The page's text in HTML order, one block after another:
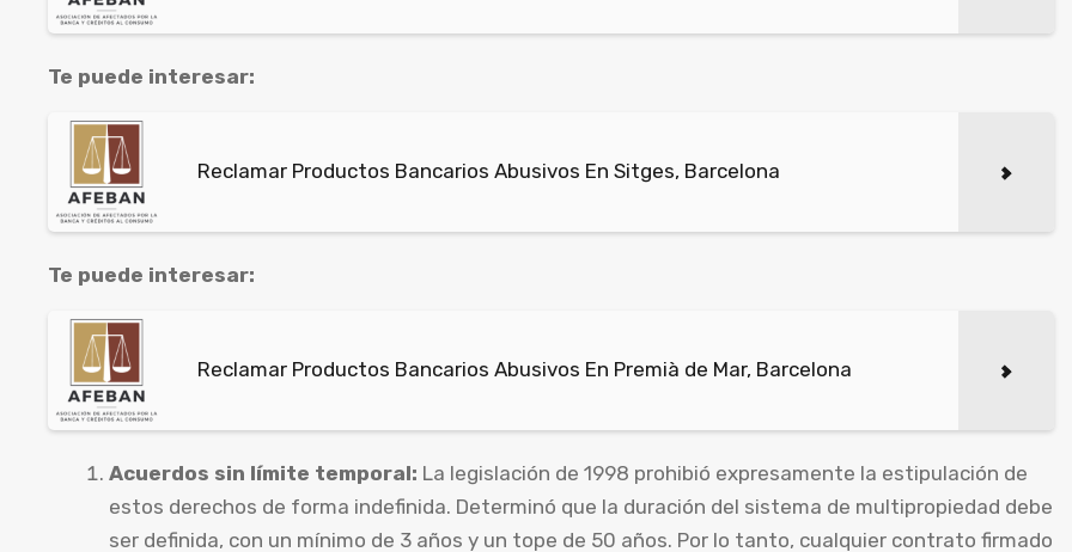
Te puede interesar:
Reclamar Productos Bancarios Abusivos En Sitges, Barcelona
Te puede interesar:
Reclamar Productos Bancarios Abusivos En Premià de Mar, Barcelona
Acuerdos sin límite temporal: La legislación de 1998 prohibió expresamente la estipulación de
estos derechos de forma indefinida. Determinó que la duración del sistema de multipropiedad debe
ser definida, con un mínimo de 3 años y un tope de 50 años. Por lo tanto, cualquier contrato firmado